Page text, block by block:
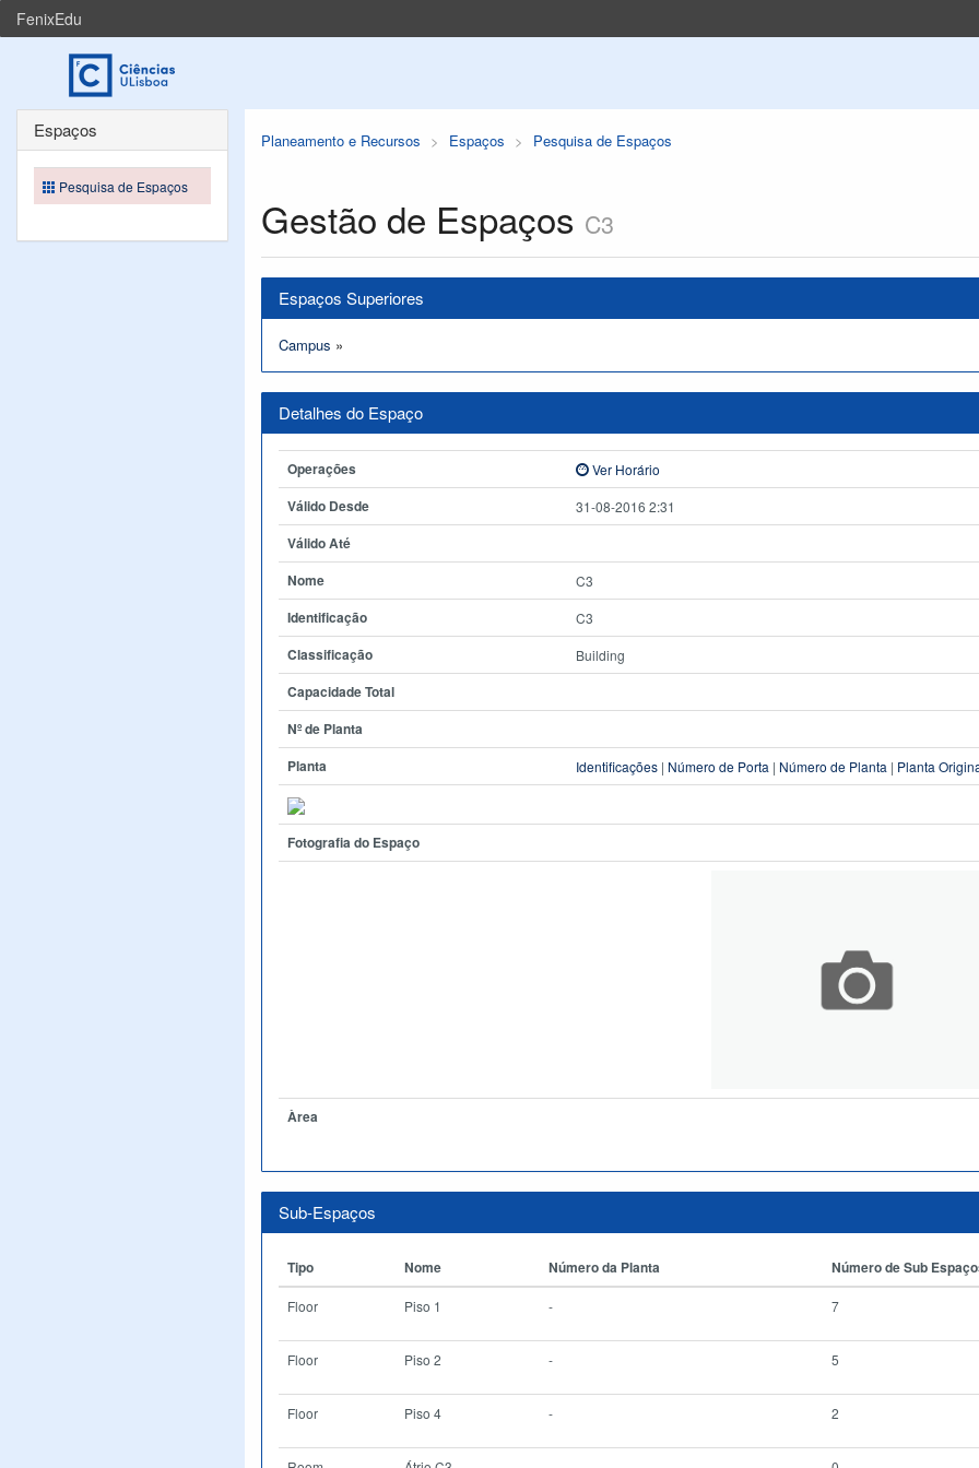
FenixEdu
Planeamento e Recursos Espaços Pesquisa de Espaços
Gestão de Espaços C3
Espaços Superiores
Campus »
Detalhes do Espaço
Operações Ver Horário
Válido Desde 31-08-2016 2:31
Válido Até
Nome
C3
Identificação C3
Classificação Building
Capacidade Total
Nº de Planta
Planta
Identificações | Número de Porta | Número de Planta | Planta
Fotografia do Espaço
Àrea
Sub-Espaços
Tipo Nome Número da Planta Número de Sub
Floor Piso 1 - 7
Floor Piso 2 - 5
Floor Piso 4 - 2
Espaços
Pesquisa de Espaços